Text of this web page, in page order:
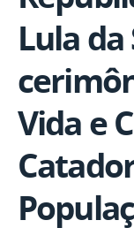
Lula da
Vida e